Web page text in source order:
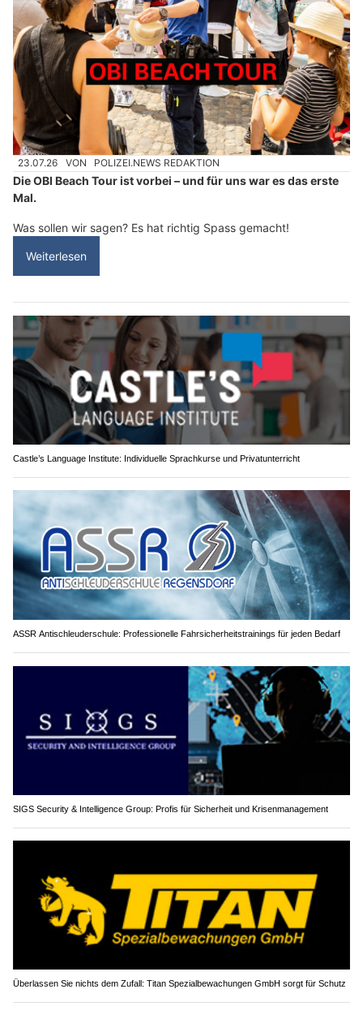
23.07.26 VON POLIZEI.NEWS REDAKTION
Die OBI Beach Tour ist vorbei – und für uns war es das erste
Mal.
Was sollen wir sagen? Es hat richtig Spass gemacht!
Weiterlesen
Castle’s Language Institute: Individuelle Sprachkurse und Privatunterricht
ASSR Antischleuderschule: Professionelle Fahrsicherheitstrainings für jeden Bedarf
SIGS Security & Intelligence Group: Profis für Sicherheit und Krisenmanagement
Überlassen Sie nichts dem Zufall: Titan Spezialbewachungen GmbH sorgt für Schutz